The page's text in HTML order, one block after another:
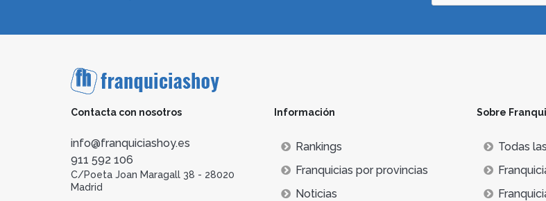
Contacta con nosotros
info@franquiciashoy.es
911 592 106
C/Poeta Joan Maragall 38 - 28020
Madrid
Información
Rankings
Franquicias por provincias
Noticias
Sobre
Todas